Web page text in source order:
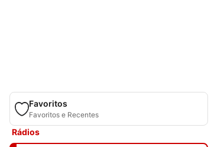
Favoritos
Favoritos e Recentes
Rádios